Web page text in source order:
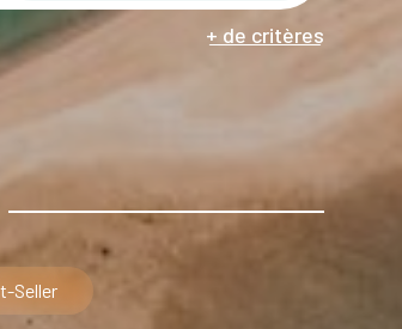
+ de critères
Seller